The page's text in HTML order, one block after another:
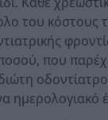
του κόστους
που
ημερολογιακό